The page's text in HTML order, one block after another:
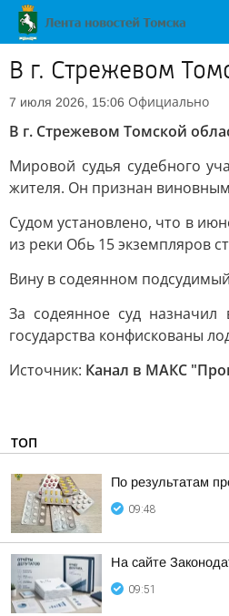
В г. Стрежевом
7 июля 2026, 15:06 Официально
В г. Стрежевом Томской
Мировой судья судебного
жителя. Он признан виновным
Судом установлено, что в
из реки Обь 15 экземпляров
Вину в содеянном
За содеянное суд
государства конфискованы
Источник: Канал в МАКС
ТОП
По результатам
09:48
На сайте
09:51